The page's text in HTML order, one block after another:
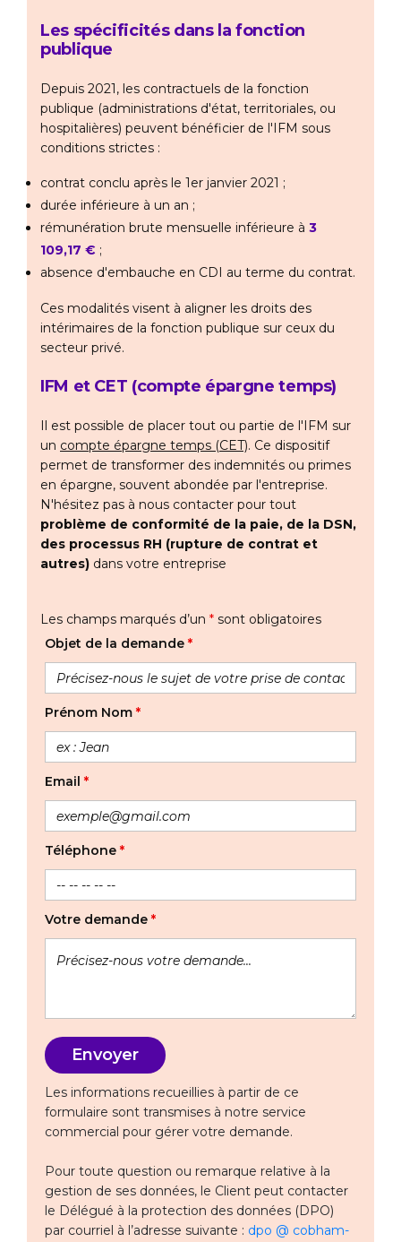
Les spécificités dans la fonction
publique
Depuis 2021, les contractuels de la fonction
publique (administrations d'état, territoriales, ou
hospitalières) peuvent bénéficier de l'IFM sous
conditions strictes :
contrat conclu après le 1er janvier 2021 ;
durée inférieure à un an ;
rémunération brute mensuelle inférieure à 3
109,17 € ;
absence d'embauche en CDI au terme du contrat.
Ces modalités visent à aligner les droits des
intérimaires de la fonction publique sur ceux du
secteur privé.
IFM et CET (compte épargne temps)
Il est possible de placer tout ou partie de l'IFM sur
un compte épargne temps (CET). Ce dispositif
permet de transformer des indemnités ou primes
en épargne, souvent abondée par l'entreprise.
N'hésitez pas à nous contacter pour tout
problème de conformité de la paie, de la DSN,
des processus RH (rupture de contrat et
autres) dans votre entreprise
Les champs marqués d’un * sont obligatoires
Objet de la demande *
Prénom Nom *
Email *
Téléphone *
Votre demande *
Les informations recueillies à partir de ce
formulaire sont transmises à notre service
commercial pour gérer votre demande.
Pour toute question ou remarque relative à la
gestion de ses données, le Client peut contacter
le Délégué à la protection des données (DPO)
par courriel à l’adresse suivante : dpo @ cobham-